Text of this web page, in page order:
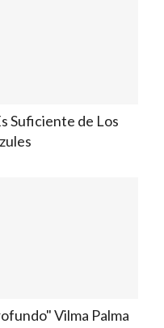
Suficiente de Los
Vilma Palma